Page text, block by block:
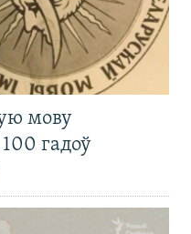
мову
гадоў